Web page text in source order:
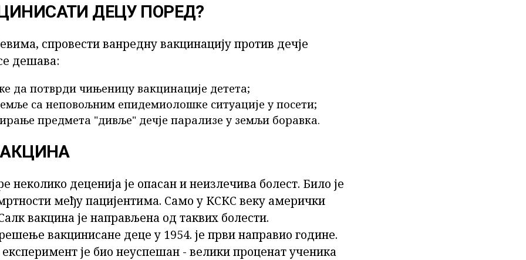
ДЕЦУ ПОРЕД?
спровести ванредну вакцинацију против дечје
дешава:
да потврди чињеницу вакцинације детета;
са неповољним епидемиолошке ситуације у посети;
предмета "дивље" дечје парализе у земљи боравка.
неколико деценија је опасан и неизлечива болест. Било је
међу пацијентима. Само у КСКС веку амерички
вакцина је направљена од таквих болести.
вакцинисане деце у 1954. је први направио године.
је био неуспешан - велики проценат ученика